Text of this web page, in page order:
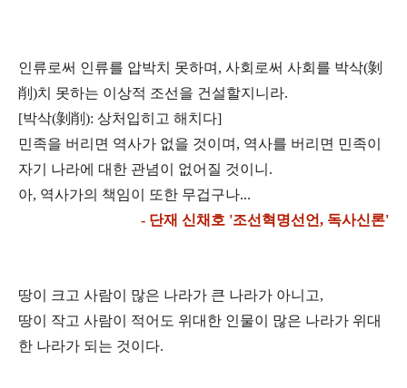
인류로써 인류를 압박치 못하며, 사회로써 사회를 박삭(剝
削)치 못하는 이상적 조선을 건설할지니 라.
[박삭(剝削): 상처입히고 해치다]
민족을 버리면 역사가 없을 것이며, 역사를 버리면 민족이
자기 나라에 대한 관념이 없어질 것이니.
아, 역사가의 책임이 또한 무겁구나...
- 단재 신채호 '조선혁명선언, 독사신론'
땅이 크고 사람이 많은 나라가 큰 나라가 아니고,
땅이 작고 사람이 적어도 위대한 인물이 많은 나라가 위대
한 나라가 되는 것이다.